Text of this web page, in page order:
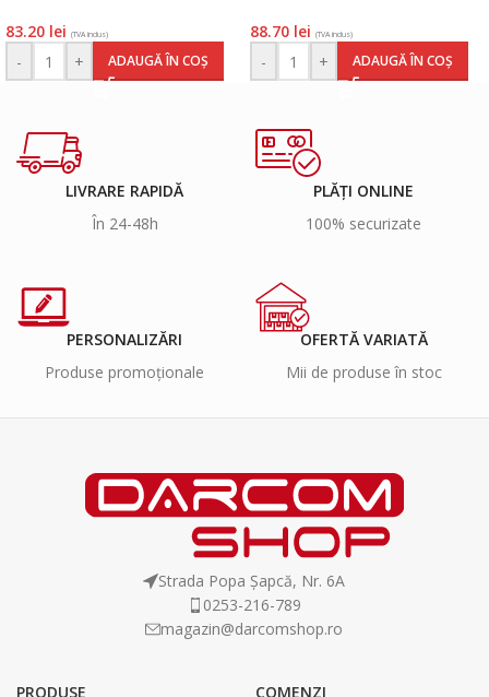
83.20 lei (TVA inclus)
- + ADAUGĂ ÎN COȘ
88.70 lei (TVA inclus)
- + ADAUGĂ ÎN COȘ
LIVRARE RAPIDĂ
În 24-48h
PLĂȚI ONLINE
100% securizate
PERSONALIZĂRI
Produse promoționale
OFERTĂ VARIATĂ
Mii de produse în stoc
Strada Popa Șapcă, Nr. 6A
0253-216-789
magazin@darcomshop.ro
PRODUSE COMENZI